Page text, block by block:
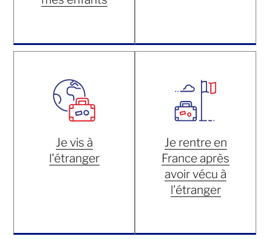
Je vis à
l'étranger
Je rentre en
France après
avoir vécu à
l'étranger